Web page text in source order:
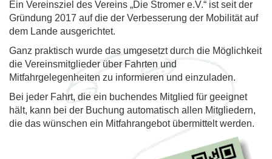
Ein Vereinsziel des Vereins „Die Stromer e.V.“ ist seit der
Gründung 2017 auf die der Verbesserung der Mobilität auf
dem Lande ausgerichtet.
Ganz praktisch wurde das umgesetzt durch die Möglichkeit
die Vereinsmitglieder über Fahrten und
Mitfahrgelegenheiten zu informieren und einzuladen.
Bei jeder Fahrt, die ein buchendes Mitglied für geeignet
hält, kann bei der Buchung automatisch allen Mitgliedern,
die das wünschen ein Mitfahrangebot übermittelt werden.